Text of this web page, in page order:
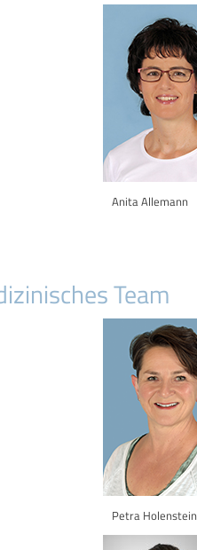
Anita Allemann
Team
Petra Holenstein